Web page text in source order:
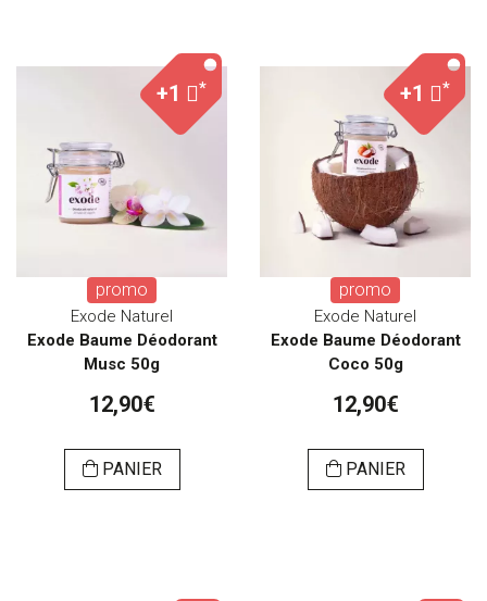
+1 *
promo
Exode Naturel
Exode Baume Déodorant
Musc 50g
12,90€
PANIER
+1 *
promo
Exode Naturel
Exode Baume Déodorant
Coco 50g
12,90€
PANIER